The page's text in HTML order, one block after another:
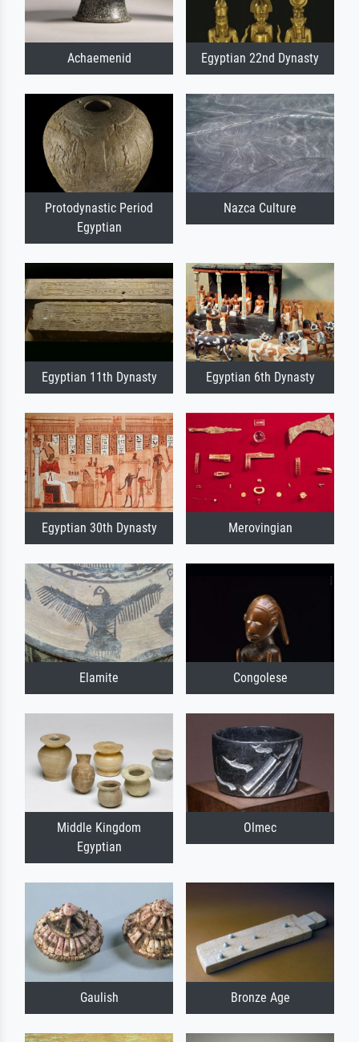
Achaemenid Egyptian 22nd Dynasty
Protodynastic Period
Egyptian
Nazca Culture
Egyptian 11th Dynasty Egyptian 6th Dynasty
Egyptian 30th Dynasty Merovingian
Elamite Congolese
Middle Kingdom
Egyptian
Olmec
Gaulish Bronze Age